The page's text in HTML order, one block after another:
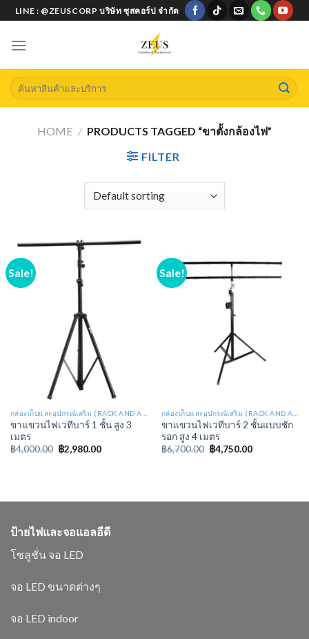
Skip
to
content
LINE : @ZEUSCORP บริษัท ซุสคอร์ป จำกัด
Search
for:
HOME / PRODUCTS TAGGED “ขาตั้งกล้องไฟ”
FILTER
Sale!
ขาแขวนไฟเวทีบาร์ 1 ชั้น สูง 3
เมตร
฿4,000.00 ฿2,980.00
Sale!
ขาแขวนไฟเวทีบาร์ 2 ชั้นแบบชัก
รอก สูง 4 เมตร
฿6,700.00 ฿4,750.00
ป้ายไฟและจอแอลอีดี
โซลูชั่น จอ LED
จอ LED ขนาดต่างๆ
จอ LED indoor